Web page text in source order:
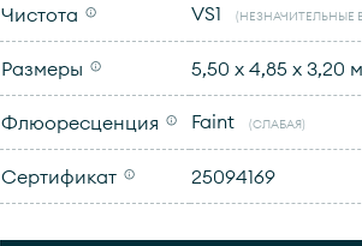
Чистота VS1 (НЕЗНАЧИТЕЛЬНЫЕ
Размеры 5,50 x 4,85 x 3,20
Флюоресценция Faint (СЛАБАЯ)
Сертификат 25094169